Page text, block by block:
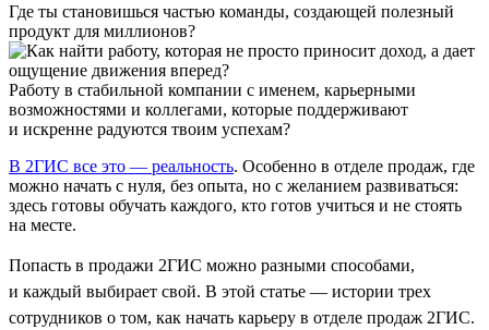
Где ты становишься частью команды, создающей полезный
продукт для миллионов?
Работу в стабильной компании с именем, карьерными
возможностями и коллегами, которые поддерживают
и искренне радуются твоим успехам?
В 2ГИС все это — реальность. Особенно в отделе продаж, где
можно начать с нуля, без опыта, но с желанием развиваться:
здесь готовы обучать каждого, кто готов учиться и не стоять
на месте.
Попасть в продажи 2ГИС можно разными способами,
и каждый выбирает свой. В этой статье — истории трех
сотрудников о том, как начать карьеру в отделе продаж 2ГИС.